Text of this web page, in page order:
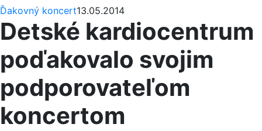
Ďakovný koncert13.05.2014
Detské kardiocentrum
poďakovalo svojim
podporovateľom
koncertom